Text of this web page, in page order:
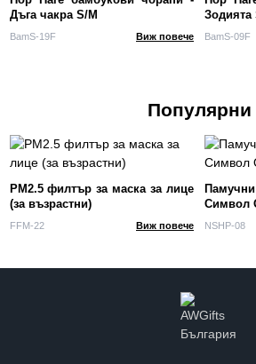
Дъга чакра S/M
BamS-19F Виж повече
Зодията
BamS-09F
Популярни
PM2.5 филтър за маска за лице
(за възрастни)
FFM-22 Виж повече
Символ
NSHP-08